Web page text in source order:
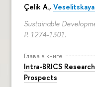
Çelik A.,
Sustainable
P. 1274-1301.
Глава в книге
Intra-BRICS
Prospects